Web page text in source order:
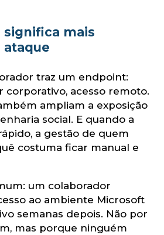
significa mais
traz um endpoint:
corporativo, acesso remoto.
ampliam a exposição
social. E quando a
a gestão de quem
costuma ficar manual e
um colaborador
ao ambiente Microsoft
semanas depois. Não por
mas porque ninguém